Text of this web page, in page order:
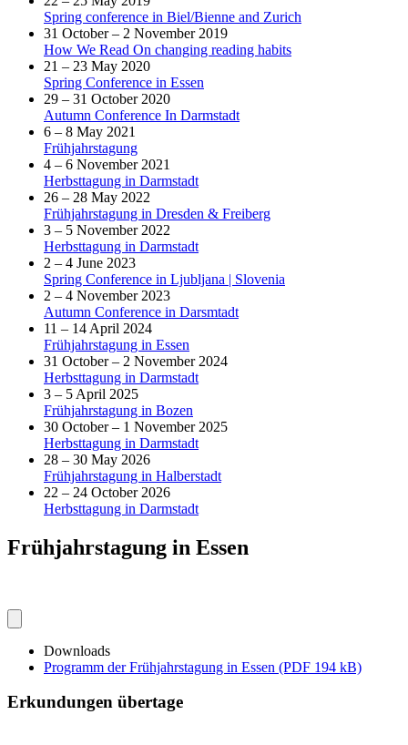
Spring conference in Biel/Bienne and Zurich
31 October – 2 November 2019
How We Read On changing reading habits
21 – 23 May 2020
Spring Conference in Essen
29 – 31 October 2020
Autumn Conference In Darmstadt
6 – 8 May 2021
Frühjahrstagung
4 – 6 November 2021
Herbsttagung in Darmstadt
26 – 28 May 2022
Frühjahrstagung in Dresden & Freiberg
3 – 5 November 2022
Herbsttagung in Darmstadt
2 – 4 June 2023
Spring Conference in Ljubljana | Slovenia
2 – 4 November 2023
Autumn Conference in Darsmtadt
11 – 14 April 2024
Frühjahrstagung in Essen
31 October – 2 November 2024
Herbsttagung in Darmstadt
3 – 5 April 2025
Frühjahrstagung in Bozen
30 October – 1 November 2025
Herbsttagung in Darmstadt
28 – 30 May 2026
Frühjahrstagung in Halberstadt
22 – 24 October 2026
Herbsttagung in Darmstadt
Frühjahrstagung in Essen
Downloads
Programm der Frühjahrstagung in Essen (PDF 194 kB)
Erkundungen übertage